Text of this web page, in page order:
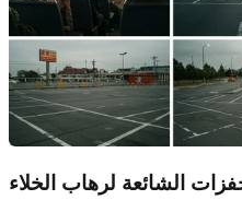
الشائعة لرهاب الخلاء